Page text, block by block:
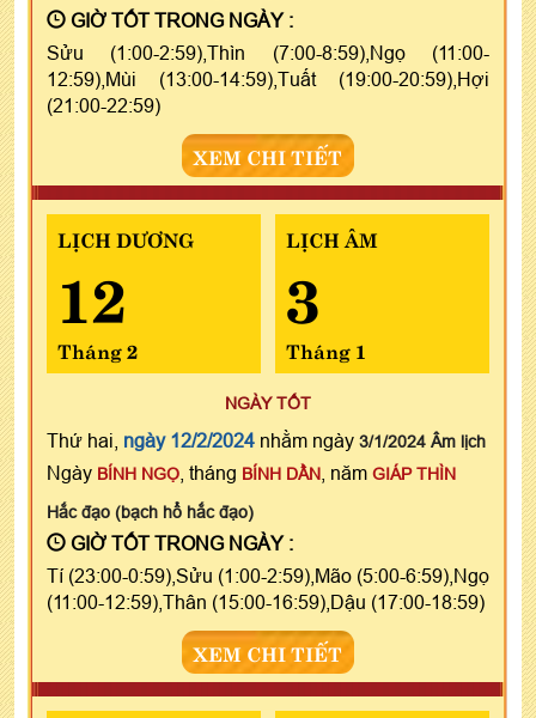
GIỜ TỐT TRONG NGÀY :
Sửu (1:00-2:59),Thìn (7:00-8:59),Ngọ (11:00-
12:59),Mùi (13:00-14:59),Tuất (19:00-20:59),Hợi
(21:00-22:59)
XEM CHI TIẾT
LỊCH DƯƠNG
12
Tháng 2
LỊCH ÂM
3
Tháng 1
NGÀY TỐT
Thứ hai, ngày 12/2/2024 nhằm ngày 3/1/2024 Âm lịch
Ngày BÍNH NGỌ , tháng BÍNH DẦN , năm GIÁP THÌN
Hắc đạo (bạch hổ hắc đạo)
GIỜ TỐT TRONG NGÀY :
Tí (23:00-0:59),Sửu (1:00-2:59),Mão (5:00-6:59),Ngọ
(11:00-12:59),Thân (15:00-16:59),Dậu (17:00-18:59)
XEM CHI TIẾT